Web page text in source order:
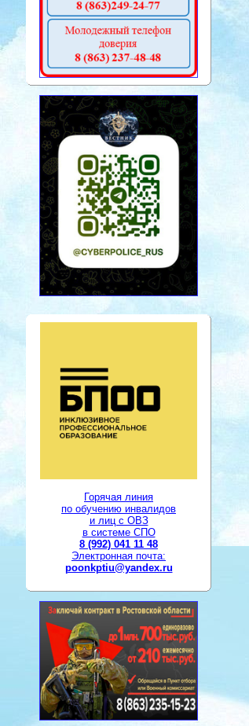
Горячая линия
по обучению инвалидов
и лиц с ОВЗ
в системе СПО
8 (992) 041 11 48
Электронная почта:
poonkptiu@yandex.ru